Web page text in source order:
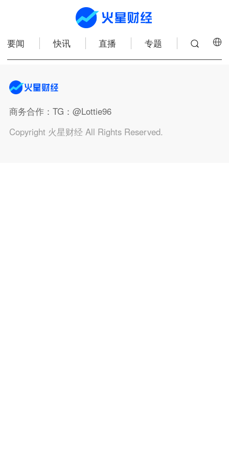
要闻 快讯 直播 专题
商务合作：TG：@Lottie96
Copyright 火星财经 All Rights Reserved.